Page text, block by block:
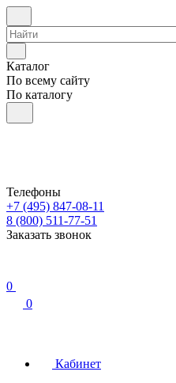
Каталог
По всему сайту
По каталогу
Телефоны
+7 (495) 847-08-11
8 (800) 511-77-51
Заказать звонок
0
0
Кабинет